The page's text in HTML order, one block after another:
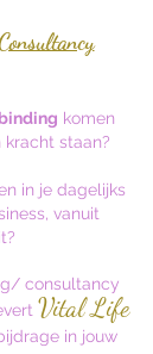
komen
staan?
in je dagelijks
vanuit
consultancy
Vital Life
in jouw